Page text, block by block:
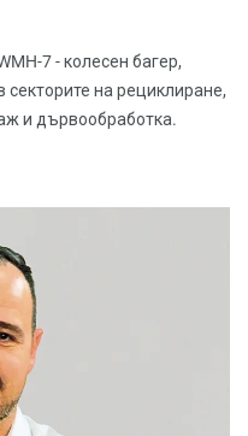
7 - колесен багер,
секторите на рециклиране,
и дървообработка.